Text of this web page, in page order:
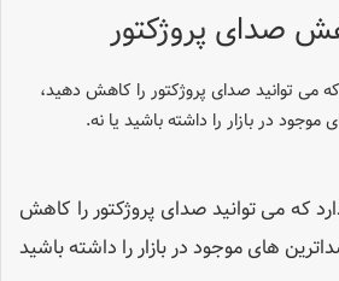
صدای پروژکتور
می توانید صدای پروژکتور را کاهش دهید،
در بازار را داشته باشید یا نه.
که می توانید صدای پروژکتور را کاهش
های موجود در بازار را داشته باشید